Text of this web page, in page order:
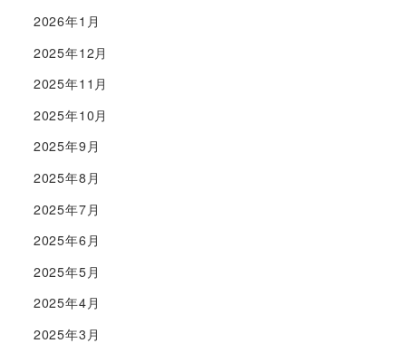
2026年1月
2025年12月
2025年11月
2025年10月
2025年9月
2025年8月
2025年7月
2025年6月
2025年5月
2025年4月
2025年3月